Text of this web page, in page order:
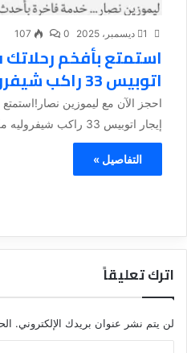
1 ديسمبر، 2025 0
107
استمتع بأفخم
اتوبيس 33 راكب شيفروليه مكيف.
احجز الآن مع ليموزين
إيجار اتوبيس 33 راكب شيفروليه مكيف.
التفاصيل »
اترك تعليقاً
لن يتم نشر عنوان بريدك الإلكتروني.